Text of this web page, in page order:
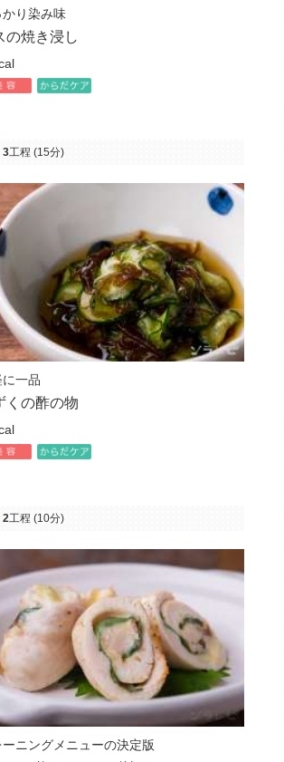
かり染み味
の焼き浸し
3工程 (15分)
一品
くの酢の物
2工程 (10分)
ーニングメニューの決定版